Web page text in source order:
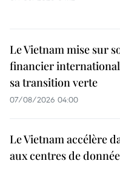
Le Vietnam mise sur
financier
sa transition verte
07/08/2026 04:00
Le Vietnam accélère
aux centres de